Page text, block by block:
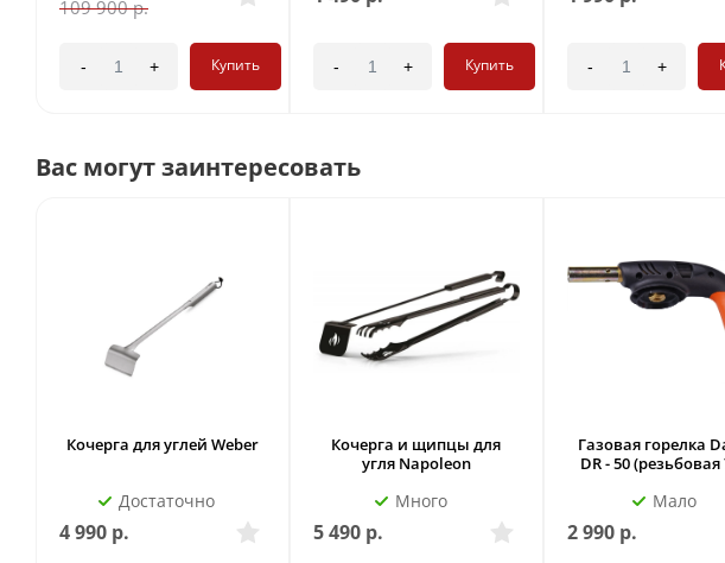
109 900р.
- + Купить - + Купить - +
Вас могут заинтересовать
Кочерга для углей Weber
Достаточно
4 990 р.
Кочерга и щипцы для
угля Napoleon
Много
5 490р.
Газовая горелка
DR - 50 (резьбовая
Мало
2 990р.